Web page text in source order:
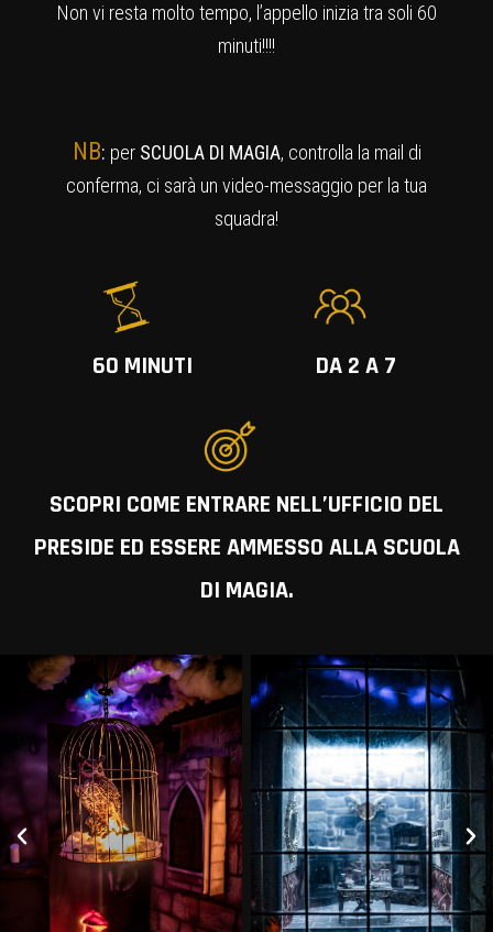
Non vi resta molto tempo, l’appello inizia tra soli 60
minuti!!!!
NB: per SCUOLA DI MAGIA, controlla la mail di
conferma, ci sarà un video-messaggio per la tua
squadra!
60 MINUTI DA 2 A 7
SCOPRI COME ENTRARE NELL’UFFICIO DEL
PRESIDE ED ESSERE AMMESSO ALLA SCUOLA
DI MAGIA.